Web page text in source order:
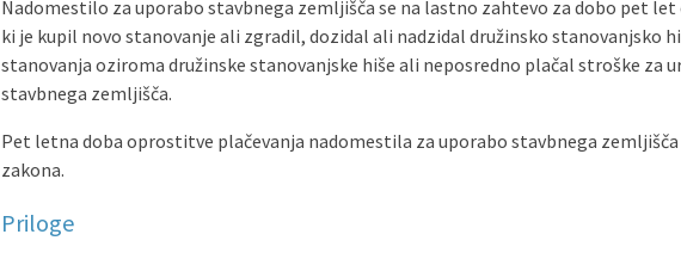
Nadomestilo za uporabo stavbnega zemljišča se na lastno zahtevo za dobo pet
ki je kupil novo stanovanje ali zgradil, dozidal ali nadzidal družinsko stanovanjsko
stanovanja oziroma družinske stanovanjske hiše ali neposredno plačal stroške za
stavbnega zemljišča.
Pet letna doba oprostitve plačevanja nadomestila za uporabo stavbnega
zakona.
Priloge